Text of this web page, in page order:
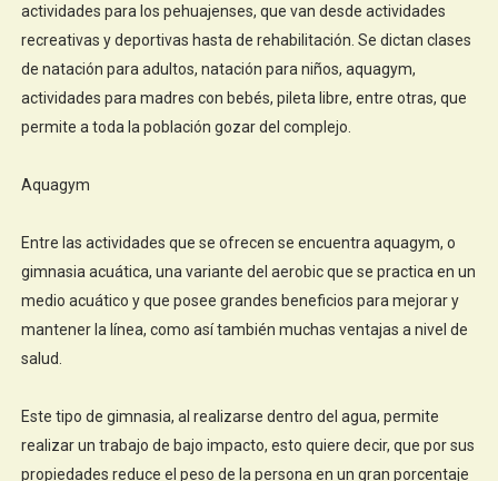
actividades para los pehuajenses, que van desde actividades
recreativas y deportivas hasta de rehabilitación. Se dictan clases
de natación para adultos, natación para niños, aquagym,
actividades para madres con bebés, pileta libre, entre otras, que
permite a toda la población gozar del complejo.
Aquagym
Entre las actividades que se ofrecen se encuentra aquagym, o
gimnasia acuática, una variante del aerobic que se practica en un
medio acuático y que posee grandes beneficios para mejorar y
mantener la línea, como así también muchas ventajas a nivel de
salud.
Este tipo de gimnasia, al realizarse dentro del agua, permite
realizar un trabajo de bajo impacto, esto quiere decir, que por sus
propiedades reduce el peso de la persona en un gran porcentaje